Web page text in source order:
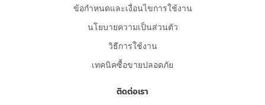
ข้อกำหนดและเงื่อนไขการใช้งาน
นโยบายความเป็นส่วนตัว
วิธีการใช้งาน
เทคนิคซื้อขายปลอดภัย
ติดต่อเรา